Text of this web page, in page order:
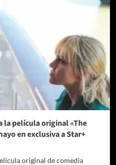
la película original «The
en exclusiva a Star+
original de comedia